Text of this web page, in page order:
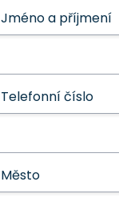
Jméno a příjmení
Telefonní číslo
Město